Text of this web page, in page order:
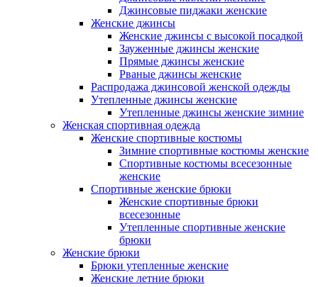
Джинсовые пиджаки женские
Женские джинсы
Женские джинсы с высокой посадкой
Зауженные джинсы женские
Прямые джинсы женские
Рваные джинсы женские
Распродажа джинсовой женской одежды
Утепленные джинсы женские
Утепленные джинсы женские зимние
Женская спортивная одежда
Женские спортивные костюмы
Зимние спортивные костюмы женские
Спортивные костюмы всесезонные
женские
Спортивные женские брюки
Женские спортивные брюки
всесезонные
Утепленные спортивные женские
брюки
Женские брюки
Брюки утепленные женские
Женские летние брюки